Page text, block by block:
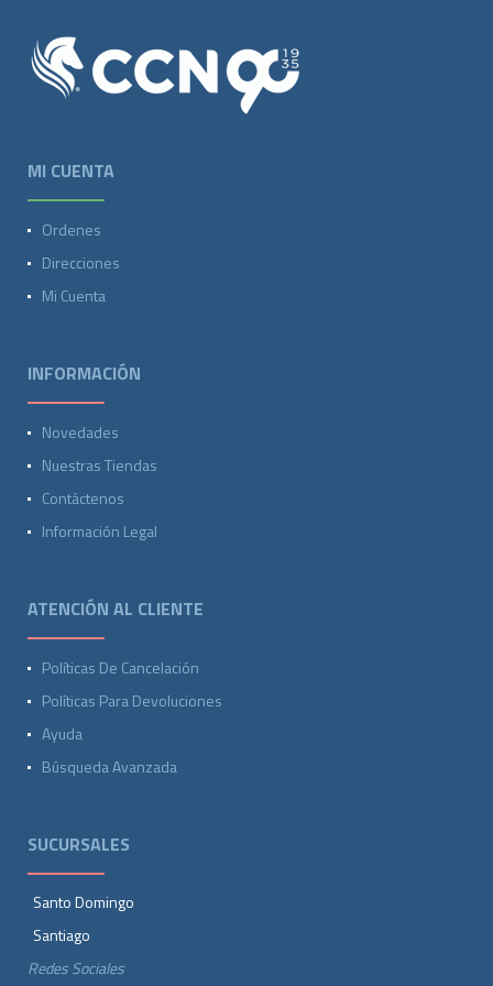
MI CUENTA
Ordenes
Direcciones
Mi Cuenta
INFORMACIÓN
Novedades
Nuestras Tiendas
Contáctenos
Información Legal
ATENCIÓN AL CLIENTE
Políticas De Cancelación
Políticas Para Devoluciones
Ayuda
Búsqueda Avanzada
SUCURSALES
Santo Domingo
Santiago
Redes Sociales